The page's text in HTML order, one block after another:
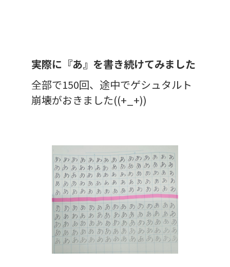
実際に『あ』を書き続けてみました
全部で150回、途中でゲシュタルト
崩壊がおきました((+_+))